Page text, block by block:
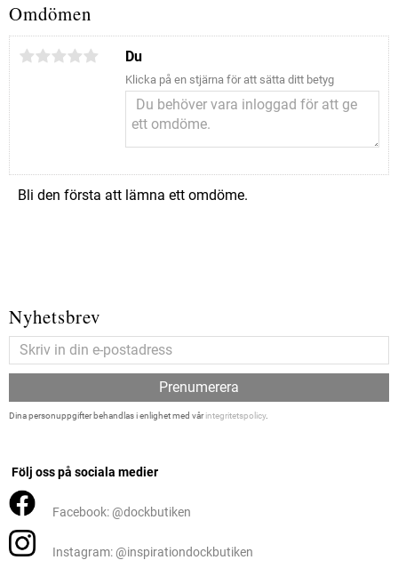
Omdömen
Du
Klicka på en stjärna för att sätta ditt betyg
Bli den första att lämna ett omdöme.
Nyhetsbrev
Prenumerera
Dina personuppgifter behandlas i enlighet med vårintegritetspolicy.
Följ oss på sociala medier
Facebook: @dockbutiken
Instagram: @inspirationdockbutiken